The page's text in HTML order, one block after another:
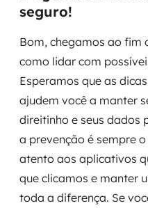
seguro!
Bom, chegamos ao fim
como lidar com
Esperamos que as
ajudem você a manter
direitinho e seus dados
a prevenção é sempre
atento aos aplicativos
que clicamos e manter
toda a diferença. Se